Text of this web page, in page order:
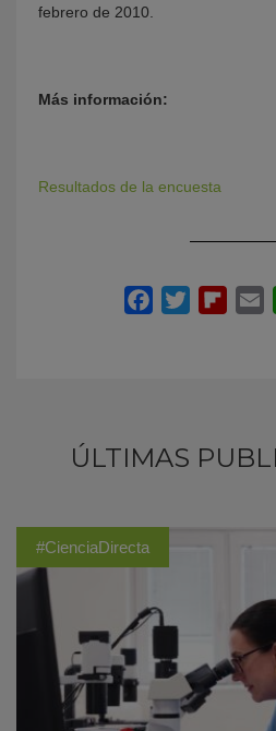
febrero de 2010.
Más información:
Resultados de la encuesta
ÚLTIMAS
#CienciaDirecta